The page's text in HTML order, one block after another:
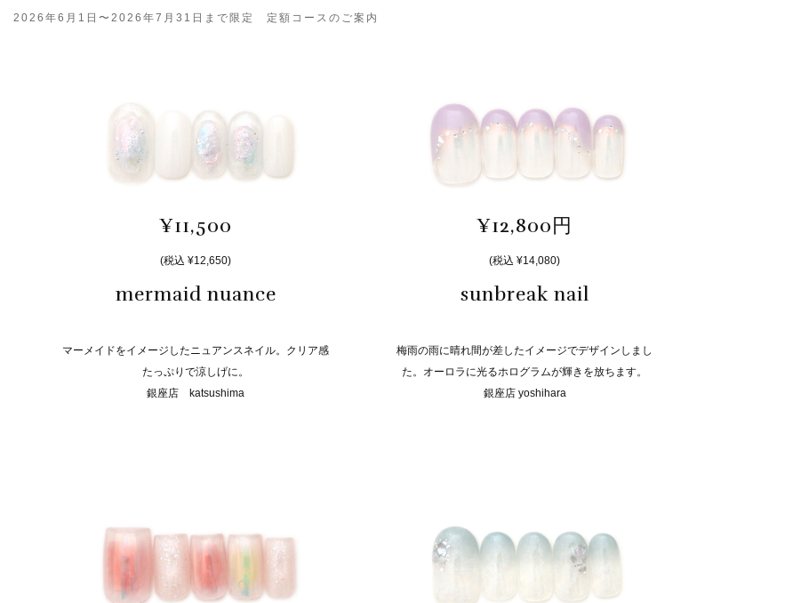
2026年6月1日〜2026年7月31日まで限定 定額コースのご案内
¥11,500
(税込 ¥12,650)
mermaid nuance
マーメイドをイメージしたニュアンスネイル。クリア感
たっぷりで涼しげに。
銀座店 katsushima
¥12,800円
(税込 ¥14,080)
sunbreak nail
梅雨の雨に晴れ間が差したイメージでデザインしまし
た。オーロラに光るホログラムが輝きを放ちます。
銀座店 yoshihara